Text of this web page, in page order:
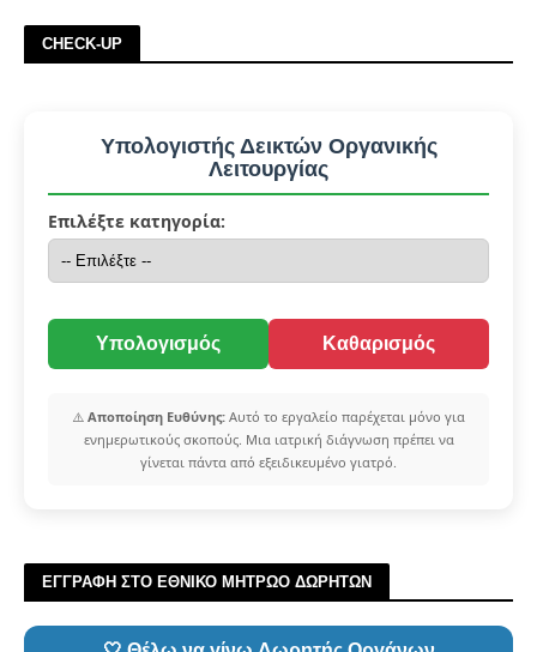
CHECK-UP
Υπολογιστής Δεικτών Οργανικής
Λειτουργίας
Επιλέξτε κατηγορία:
Υπολογισμός Καθαρισμός
⚠️ Αποποίηση Ευθύνης: Αυτό το εργαλείο παρέχεται μόνο για
ενημερωτικούς σκοπούς. Μια ιατρική διάγνωση πρέπει να
γίνεται πάντα από εξειδικευμένο γιατρό.
ΕΓΓΡΑΦΗ ΣΤΟ ΕΘΝΙΚΟ ΜΗΤΡΩΟ ΔΩΡΗΤΩΝ